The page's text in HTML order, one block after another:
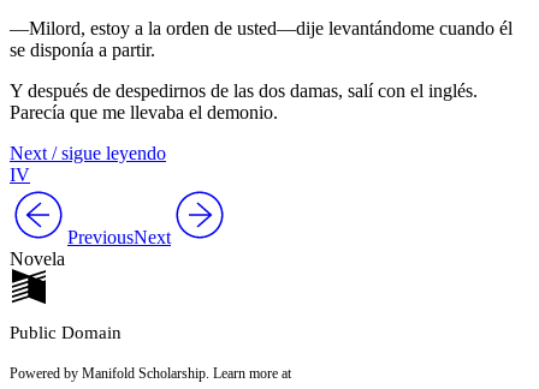
—Milord, estoy a la orden de usted—dije levantándome cuando él
se disponía a partir.
Y después de despedirnos de las dos damas, salí con el inglés.
Parecía que me llevaba el demonio.
Next / sigue leyendo
IV
PreviousNext
Novela
Public Domain
Powered by Manifold Scholarship. Learn more at